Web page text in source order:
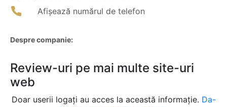
Afișează numărul de telefon
Despre companie:
Review-uri pe mai multe site-uri
web
Doar userii logați au acces la această informație. Da-